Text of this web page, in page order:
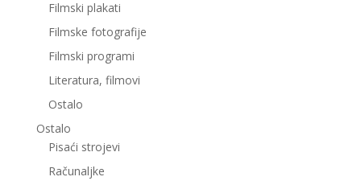
Filmski plakati
Filmske fotografije
Filmski programi
Literatura, filmovi
Ostalo
Ostalo
Pisaći strojevi
Računaljke